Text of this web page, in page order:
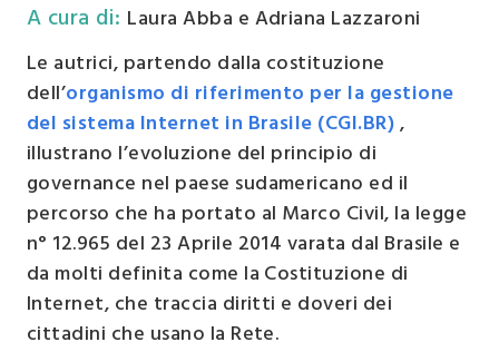
A cura di: Laura Abba e Adriana Lazzaroni
Le autrici, partendo dalla costituzione
dell’organismo di riferimento per la gestione
del sistema Internet in Brasile (CGI.BR),
illustrano l’evoluzione del principio di
governance nel paese sudamericano ed il
percorso che ha portato al Marco Civil, la legge
n° 12.965 del 23 Aprile 2014 varata dal Brasile e
da molti definita come la Costituzione di
Internet, che traccia diritti e doveri dei
cittadini che usano la Rete.